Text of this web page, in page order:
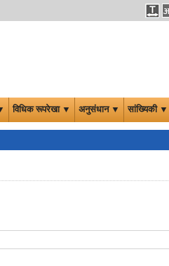
विधिक रूपरेखा ▼ अनुसंधान ▼ सांख्यिकी ▼